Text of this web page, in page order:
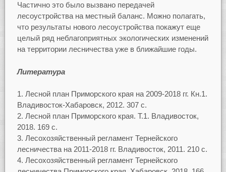
Частично это было вызвано передачей
лесоустройства на местный баланс. Можно полагать,
что результаты нового лесоустройства покажут еще
целый ряд неблагоприятных экологических изменений
на территории лесничества уже в ближайшие годы.
Литература
Лесной план Приморского края на 2009-2018 гг. Кн.1.
Владивосток-Хабаровск, 2012. 307 с.
Лесной план Приморского края. Т.1. Владивосток,
2018. 169 с.
Лесохозяйственный регламент Тернейского
лесничества на 2011-2018 гг. Владивосток, 2011. 210 с.
Лесохозяйственный регламент Тернейского